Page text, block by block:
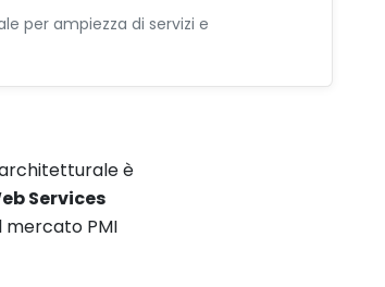
per ampiezza di servizi e
è
Services
mercato PMI